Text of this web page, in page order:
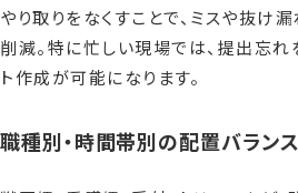
やり取りをなくすことで、ミスや抜け
削減。特に忙しい現場では、提出忘れ
ト作成が可能になります。
職種別・時間帯別の配置バラン